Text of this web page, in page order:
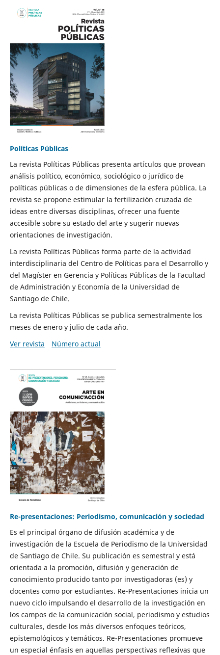
Políticas Públicas
La revista Políticas Públicas presenta artículos que provean
análisis político, económico, sociológico o jurídico de
políticas públicas o de dimensiones de la esfera pública. La
revista se propone estimular la fertilización cruzada de
ideas entre diversas disciplinas, ofrecer una fuente
accesible sobre su estado del arte y sugerir nuevas
orientaciones de investigación.
La revista Políticas Públicas forma parte de la actividad
interdisciplinaria del Centro de Políticas para el Desarrollo y
del Magíster en Gerencia y Políticas Públicas de la Facultad
de Administración y Economía de la Universidad de
Santiago de Chile.
La revista Políticas Públicas se publica semestralmente los
meses de enero y julio de cada año.
Ver revista
Número actual
Re-presentaciones: Periodismo, comunicación y sociedad
Es el principal órgano de difusión académica y de
investigación de la Escuela de Periodismo de la Universidad
de Santiago de Chile. Su publicación es semestral y está
orientada a la promoción, difusión y generación de
conocimiento producido tanto por investigadoras (es) y
docentes como por estudiantes. Re-Presentaciones inicia un
nuevo ciclo impulsando el desarrollo de la investigación en
los campos de la comunicación social, periodismo y estudios
culturales, desde los más diversos enfoques teóricos,
epistemológicos y temáticos. Re-Presentaciones promueve
un especial énfasis en aquellas perspectivas reflexivas que